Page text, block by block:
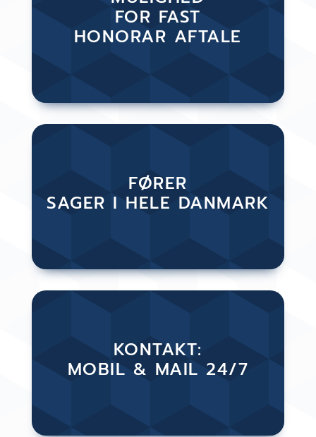
FOR FAST
HONORAR AFTALE
FØRER
SAGER I HELE DANMARK
KONTAKT:
MOBIL & MAIL 24/7